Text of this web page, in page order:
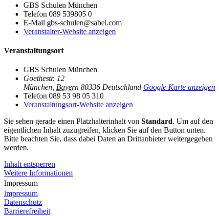
GBS Schulen München
Telefon 089 539805 0
E-Mail gbs-schulen@sabel.com
Veranstalter-Website anzeigen
Veranstaltungsort
GBS Schulen München
Goethestr. 12
München Bayern 80336 Deutschland Google Karte anzeigen
Telefon 089 53 98 05 310
Veranstaltungsort-Website anzeigen
Sie sehen gerade einen Platzhalterinhalt von Standard. Um auf den
eigentlichen Inhalt zuzugreifen, klicken Sie auf den Button unten.
Bitte beachten Sie, dass dabei Daten an Drittanbieter weitergegeben
werden.
Inhalt entsperren
Weitere Informationen
Impressum
Impressum
Datenschutz
Barrierefreiheit